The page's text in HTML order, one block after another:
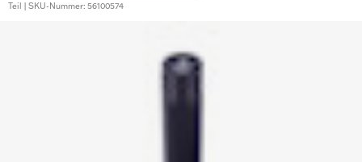
Teil | SKU-Nummer: 56100574